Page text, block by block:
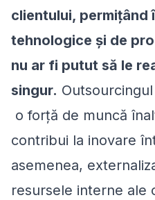
clientului, permițând
tehnologice și de
nu ar fi putut să le
singur.
o forță de muncă
contribui la inovare
asemenea,
resursele interne ale